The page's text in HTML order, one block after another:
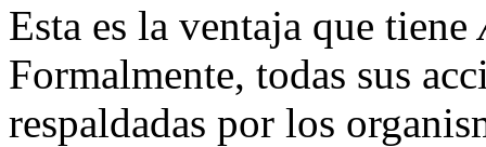
Esta es la ventaja que tiene
Formalmente, todas sus
respaldadas por los